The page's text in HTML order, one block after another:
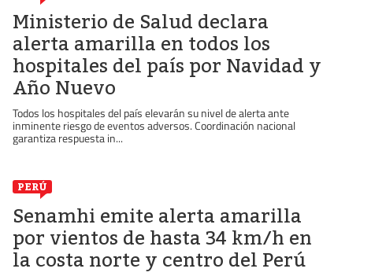
Ministerio de Salud declara
alerta amarilla en todos los
hospitales del país por Navidad y
Año Nuevo
Todos los hospitales del país elevarán su nivel de alerta ante
inminente riesgo de eventos adversos. Coordinación nacional
garantiza respuesta in...
PERÚ
Senamhi emite alerta amarilla
por vientos de hasta 34 km/h en
la costa norte y centro del Perú